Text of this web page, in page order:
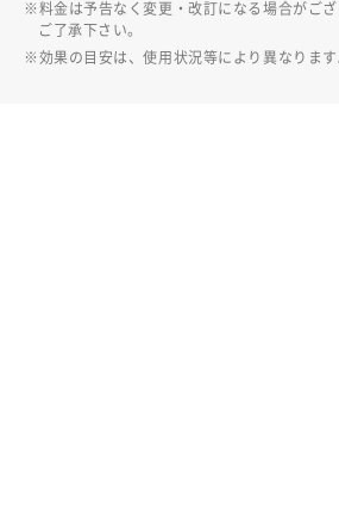
料金は予告なく変更・改訂になる場合がご
ご了承下さい。
効果の目安は、使用状況等により異なります